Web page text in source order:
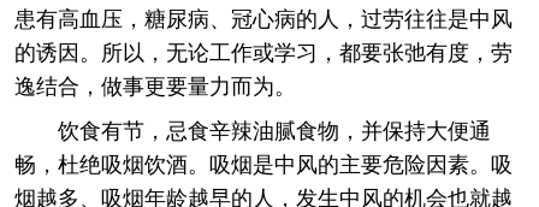
患有高血压，糖尿病、冠心病的人，过劳往往是中风
的诱因。所以，无论工作或学习，都要张弛有度，劳
逸结合，做事更要量力而为。
饮食有节，忌食辛辣油腻食物，并保持大便通
畅，杜绝吸烟饮酒。吸烟是中风的主要危险因素。吸
烟越多、吸烟年龄越早的人，发生中风的机会也就越